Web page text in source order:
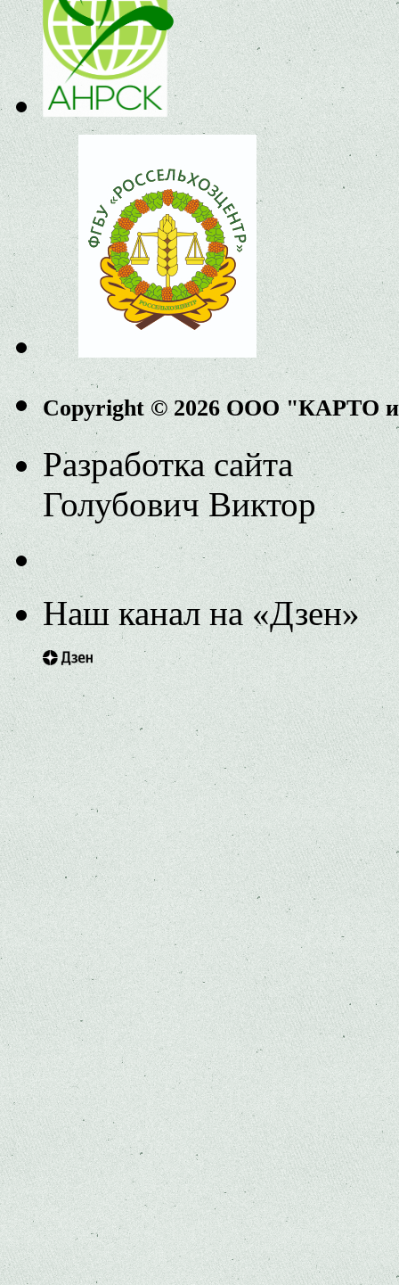
Copyright © 2026 ООО "КАРТО
Разработка сайта
Голубович Виктор
Наш канал на «Дзен»